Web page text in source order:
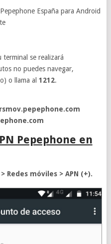
España para Android
se realizará
no puedes navegar,
o llama al 1212.
Pepephone en
Redes móviles > APN (+).